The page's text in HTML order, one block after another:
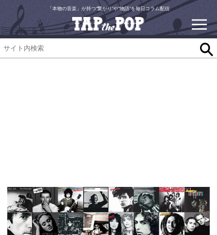
「本物の音楽」が持つ“繋がり”や“物語”を毎日コラム配信